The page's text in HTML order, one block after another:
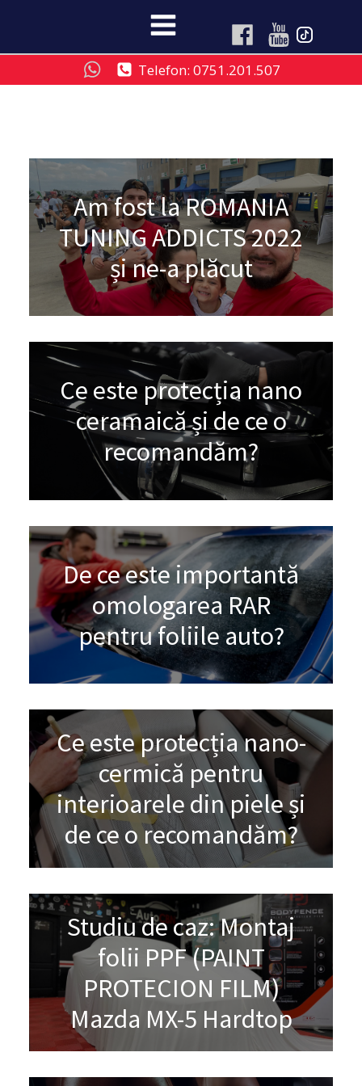
Telefon: 0751.201.507
Am fost la ROMANIA
TUNING ADDICTS 2022
și ne-a plăcut
Ce este protecția nano
ceramaică și de ce o
recomandăm?
De ce este importantă
omologarea RAR
pentru foliile auto?
Ce este protecția nano-
cermică pentru
interioarele din piele și
de ce o recomandăm?
Studiu de caz: Montaj
folii PPF (PAINT
PROTECION FILM)
Mazda MX-5 Hardtop